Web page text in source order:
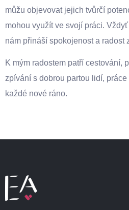
můžu objevovat jejich tvůrčí
mohou využít ve svojí práci.
nám přináší spokojenost a radost
K mým radostem patří cestování,
zpívání s dobrou partou lidí,
každé nové ráno.